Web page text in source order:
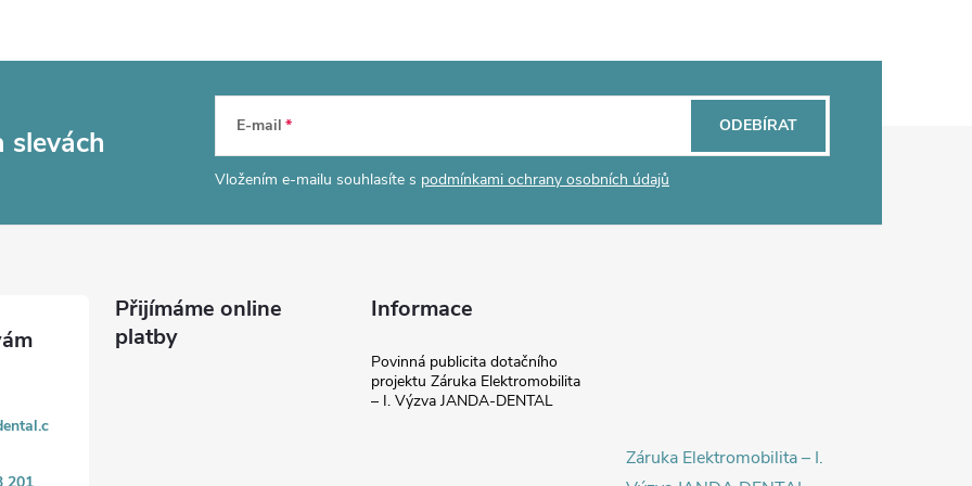
slevách E-mail
Vložením e-mailu souhlasíte s podmínkami ochrany osobních údajů
ODEBÍRAT
Přijímáme online
platby
Informace
Povinná publicita dotačního
projektu Záruka Elektromobilita
– I. Výzva JANDA-DENTAL
Záruka Elektromobilita – I.